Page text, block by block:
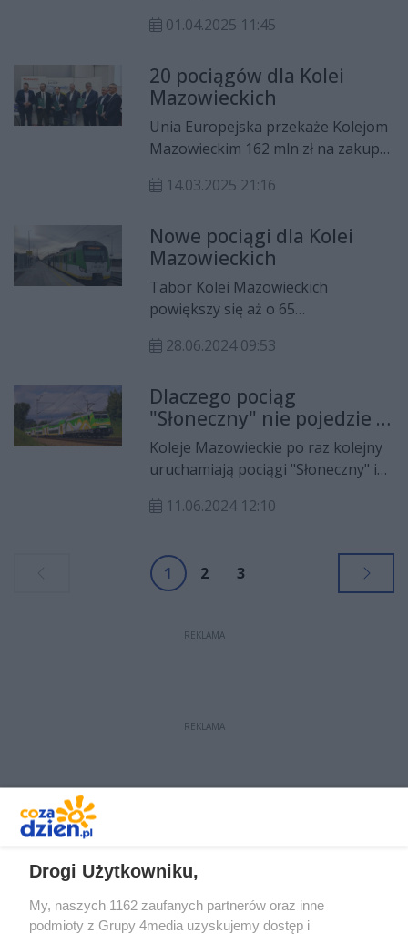
zespołów trakcyjnych typu FLIRT.
przez firmę Stadler, wyjadą na tory
już za dwa lata.
01.04.2025 11:45
20 pociągów dla Kolei
Mazowieckich
Unia Europejska przekaże Kolejom
Mazowieckim 162 mln zł na zakup
programu Fundusze Europejskie
jednak nie koniec. Samorząd
województwa mazowieckiego kupi
dla KM dodatkowo 6 nowoczesnych
szynobusów spalinowych od firmy
PESA Bydgoszcz. Ich koszt to ponad
233 mln zł.
14.03.2025 21:16
Nowe pociągi dla Kolei
Mazowieckich
Tabor Kolei Mazowieckich
powiększy się aż o 65
kolejowych. W zakupie pomoże
unijnych oraz z Krajowego Planu
Odbudowy. Spółka podpisała już
umowy.
28.06.2024 09:53
Dlaczego pociąg
"Słoneczny" nie pojedzie z
Radomia?
Koleje Mazowieckie po raz kolejny
uruchamiają pociągi "Słoneczny" i
morze. Niestety, stacją początkową
nie Radom?
11.06.2024 12:10
1 2 3
REKLAMA
REKLAMA
Drogi Użytkowniku,
My, naszych 1162 zaufanych partnerów oraz inne
podmioty z Grupy 4media uzyskujemy dostęp i